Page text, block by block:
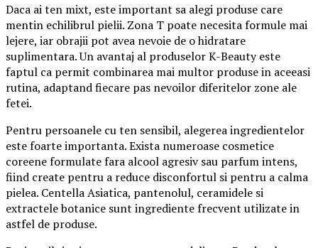
Daca ai ten mixt, este important sa alegi produse care
mentin echilibrul pielii. Zona T poate necesita formule mai
lejere, iar obrajii pot avea nevoie de o hidratare
suplimentara. Un avantaj al produselor K-Beauty este
faptul ca permit combinarea mai multor produse in aceeasi
rutina, adaptand fiecare pas nevoilor diferitelor zone ale
fetei.
Pentru persoanele cu ten sensibil, alegerea ingredientelor
este foarte importanta. Exista numeroase cosmetice
coreene formulate fara alcool agresiv sau parfum intens,
fiind create pentru a reduce disconfortul si pentru a calma
pielea. Centella Asiatica, pantenolul, ceramidele si
extractele botanice sunt ingrediente frecvent utilizate in
astfel de produse.